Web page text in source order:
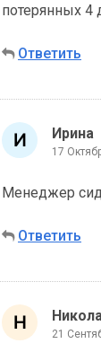
потерянных 4
Ответить
Ирина
17
Менеджер
Ответить
21